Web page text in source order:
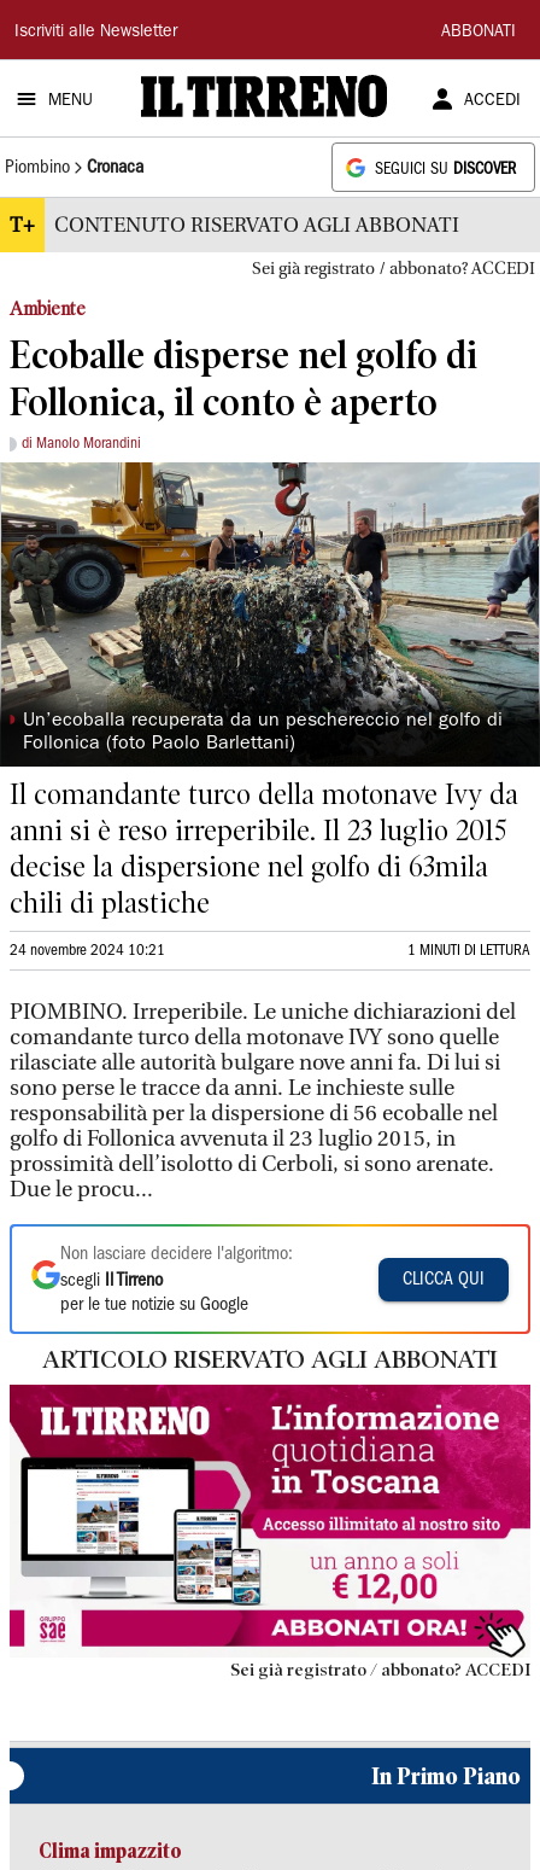
Il
Tirreno
Iscriviti alle Newsletter ABBONATI
MENU ACCEDI
Piombino Cronaca SEGUICI SU DISCOVER
T+ CONTENUTO RISERVATO AGLI ABBONATI
Sei già registrato / abbonato? ACCEDI
Ambiente
Ecoballe disperse nel golfo di
Follonica, il conto è aperto
di Manolo Morandini
◗ Un’ecoballa recuperata da un peschereccio nel golfo di
Follonica (foto Paolo Barlettani)
Il comandante turco della motonave Ivy da
anni si è reso irreperibile. Il 23 luglio 2015
decise la dispersione nel golfo di 63mila
chili di plastiche
24 novembre 2024 10:21 1 MINUTI DI LETTURA
PIOMBINO. Irreperibile. Le uniche dichiarazioni del
comandante turco della motonave IVY sono quelle
rilasciate alle autorità bulgare nove anni fa. Di lui si
sono perse le tracce da anni. Le inchieste sulle
responsabilità per la dispersione di 56 ecoballe nel
golfo di Follonica avvenuta il 23 luglio 2015, in
prossimità dell’isolotto di Cerboli, si sono arenate.
Due le procu...
Non lasciare decidere l'algoritmo:
scegli
Il Tirreno
per le tue notizie su Google
CLICCA QUI
ARTICOLO RISERVATO AGLI ABBONATI
Sei già registrato / abbonato? ACCEDI
In Primo Piano
Clima impazzito